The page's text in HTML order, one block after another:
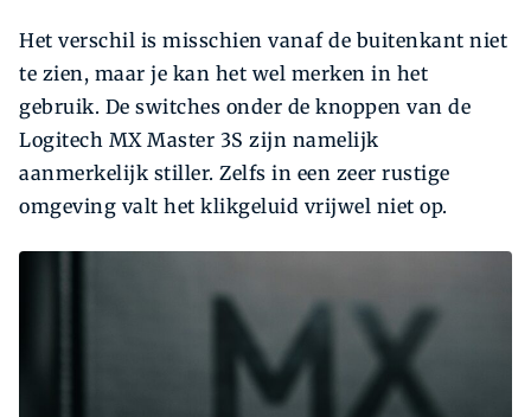
Het verschil is misschien vanaf de buitenkant niet
te zien, maar je kan het wel merken in het
gebruik. De switches onder de knoppen van de
Logitech MX Master 3S zijn namelijk
aanmerkelijk stiller. Zelfs in een zeer rustige
omgeving valt het klikgeluid vrijwel niet op.